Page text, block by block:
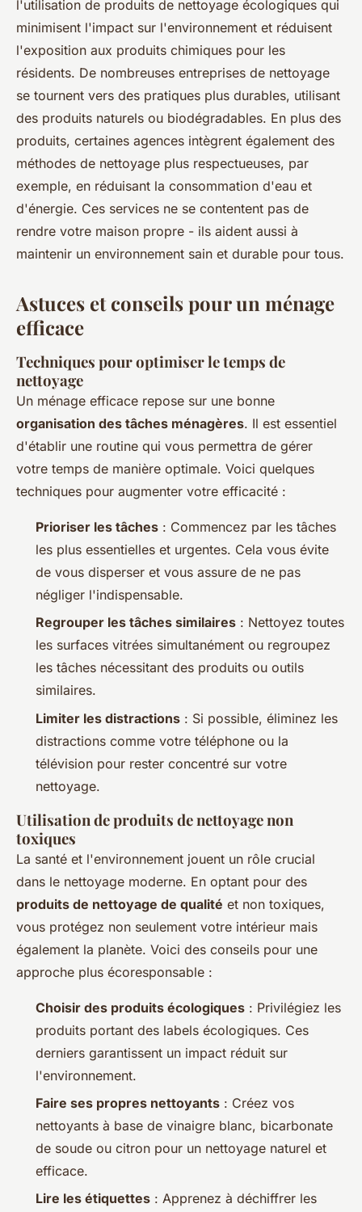
l'utilisation de produits de nettoyage écologiques qui
minimisent l'impact sur l'environnement et réduisent
l'exposition aux produits chimiques pour les
résidents. De nombreuses entreprises de nettoyage
se tournent vers des pratiques plus durables, utilisant
des produits naturels ou biodégradables. En plus des
produits, certaines agences intègrent également des
méthodes de nettoyage plus respectueuses, par
exemple, en réduisant la consommation d'eau et
d'énergie. Ces services ne se contentent pas de
rendre votre maison propre - ils aident aussi à
maintenir un environnement sain et durable pour tous.
Astuces et conseils pour un ménage
efficace
Techniques pour optimiser le temps de
nettoyage
Un ménage efficace repose sur une bonne
organisation des tâches ménagères. Il est essentiel
d'établir une routine qui vous permettra de gérer
votre temps de manière optimale. Voici quelques
techniques pour augmenter votre efficacité :
Prioriser les tâches : Commencez par les tâches
les plus essentielles et urgentes. Cela vous évite
de vous disperser et vous assure de ne pas
négliger l'indispensable.
Regrouper les tâches similaires : Nettoyez toutes
les surfaces vitrées simultanément ou regroupez
les tâches nécessitant des produits ou outils
similaires.
Limiter les distractions : Si possible, éliminez les
distractions comme votre téléphone ou la
télévision pour rester concentré sur votre
nettoyage.
Utilisation de produits de nettoyage non
toxiques
La santé et l'environnement jouent un rôle crucial
dans le nettoyage moderne. En optant pour des
produits de nettoyage de qualité et non toxiques,
vous protégez non seulement votre intérieur mais
également la planète. Voici des conseils pour une
approche plus écoresponsable :
Choisir des produits écologiques : Privilégiez les
produits portant des labels écologiques. Ces
derniers garantissent un impact réduit sur
l'environnement.
Faire ses propres nettoyants : Créez vos
nettoyants à base de vinaigre blanc, bicarbonate
de soude ou citron pour un nettoyage naturel et
efficace.
Lire les étiquettes : Apprenez à déchiffrer les